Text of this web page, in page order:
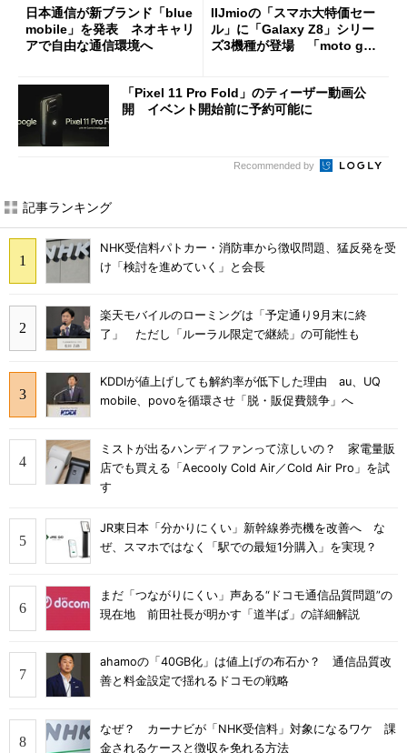
日本通信が新ブランド「blue
mobile」を発表 ネオキャリ
アで自由な通信環境へ
IIJmioの「スマホ大特価セー
ル」に「Galaxy Z8」シリー
ズ3機種が登場 「moto g37
「Pixel 11 Pro Fold」のティーザー動画公
開 イベント開始前に予約可能に
Recommended by
記事ランキング
NHK受信料パトカー・消防車から徴収問題、猛反発を受
け「検討を進めていく」と会長
楽天モバイルのローミングは「予定通り9月末に終
了」 ただし「ルーラル限定で継続」の可能性も
KDDIが値上げしても解約率が低下した理由 au、UQ
mobile、povoを循環させ「脱・販促費競争」へ
ミストが出るハンディファンって涼しいの？ 家電量販
店でも買える「Aecooly Cold Air／Cold Air Pro」を試
す
JR東日本「分かりにくい」新幹線券売機を改善へ な
ぜ、スマホではなく「駅での最短1分購入」を実現？
まだ「つながりにくい」声ある“ドコモ通信品質問題”の
現在地 前田社長が明かす「道半ば」の詳細解説
ahamoの「40GB化」は値上げの布石か？ 通信品質改
善と料金設定で揺れるドコモの戦略
なぜ？ カーナビが「NHK受信料」対象になるワケ 課
金されるケースと徴収を免れる方法